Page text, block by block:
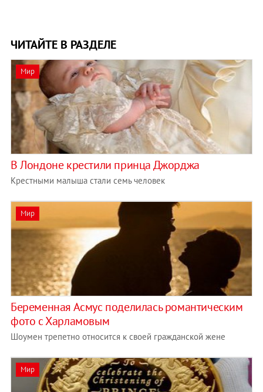
ЧИТАЙТЕ В РАЗДЕЛЕ
Мир
В Лондоне крестили принца Джорджа
Крестными малыша стали семь человек
Мир
Беременная Асмус поделилась романтическим
фото с Харламовым
Шоумен трепетно относится к своей гражданской жене
Мир